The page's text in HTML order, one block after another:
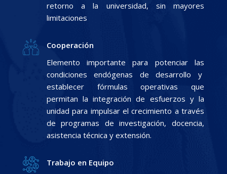
retorno a la universidad, sin mayores
limitaciones
Cooperación
Elemento importante para potenciar las
condiciones endógenas de desarrollo y
establecer fórmulas operativas que
permitan la integración de esfuerzos y la
unidad para impulsar el crecimiento a través
de programas de investigación, docencia,
asistencia técnica y extensión.
Trabajo en Equipo